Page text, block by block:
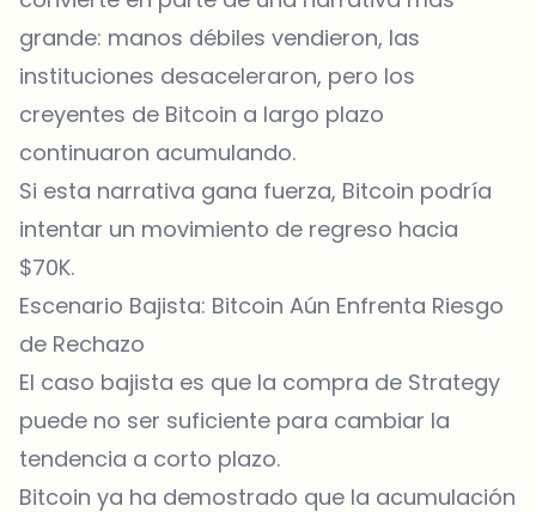
grande: manos débiles vendieron, las
instituciones desaceleraron, pero los
creyentes de Bitcoin a largo plazo
continuaron acumulando.
Si esta narrativa gana fuerza, Bitcoin podría
intentar un movimiento de regreso hacia
$70K.
Escenario Bajista: Bitcoin Aún Enfrenta Riesgo
de Rechazo
El caso bajista es que la compra de Strategy
puede no ser suficiente para cambiar la
tendencia a corto plazo.
Bitcoin ya ha demostrado que la acumulación